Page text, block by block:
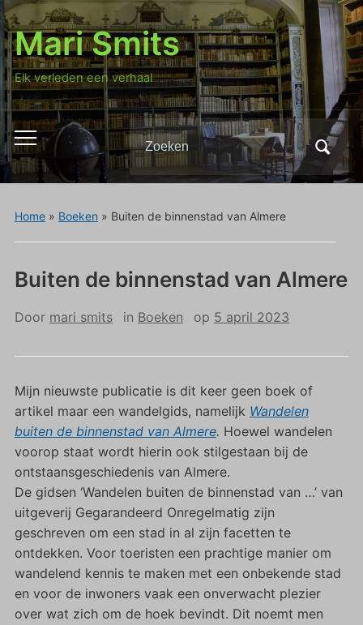
Mari Smits
Elk verleden een verhaal
Toggle
mobiel
menu
Zoeken
naar:
Home» Boeken » Buiten de binnenstad van Almere
Buiten de binnenstad van Almere
Door mari smits in Boeken op 5 april 2023
Mijn nieuwste publicatie is dit keer geen boek of
artikel maar een wandelgids, namelijk Wandelen
buiten de binnenstad van Almere. Hoewel wandelen
voorop staat wordt hierin ook stilgestaan bij de
ontstaansgeschiedenis van Almere.
De gidsen ‘Wandelen buiten de binnenstad van …’ van
uitgeverij Gegarandeerd Onregelmatig zijn
geschreven om een stad in al zijn facetten te
ontdekken. Voor toeristen een prachtige manier om
wandelend kennis te maken met een onbekende stad
en voor de inwoners vaak een onverwacht plezier
over wat zich om de hoek bevindt. Dit noemt men